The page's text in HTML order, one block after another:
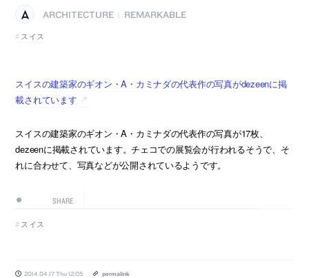
ARCHITECTURE
REMARKABLE
スイス
スイスの建築家のギオン・A・カミナダの代表作の写真がdezeenに掲
載されています
スイスの建築家のギオン・A・カミナダの代表作の写真が17枚、
dezeenに掲載されています。チェコでの展覧会が行われるそうで、そ
れに合わせて、写真などが公開されているようです。
SHARE
スイス
2014.04.17 Thu 12:05 permalink